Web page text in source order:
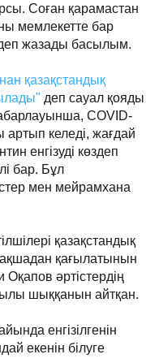
Соған қарамастан
мемлекетте бар
жазады басылым.
қазақстандық
деп сауал қояды
СOVID-
келеді, жағдай
енгізуді көздеп
бар. Бұл
мен мейрамхана
қазақстандық
қағылатынын
әртістердің
шыққанын айтқан.
енгізілгенін
екенін білуге